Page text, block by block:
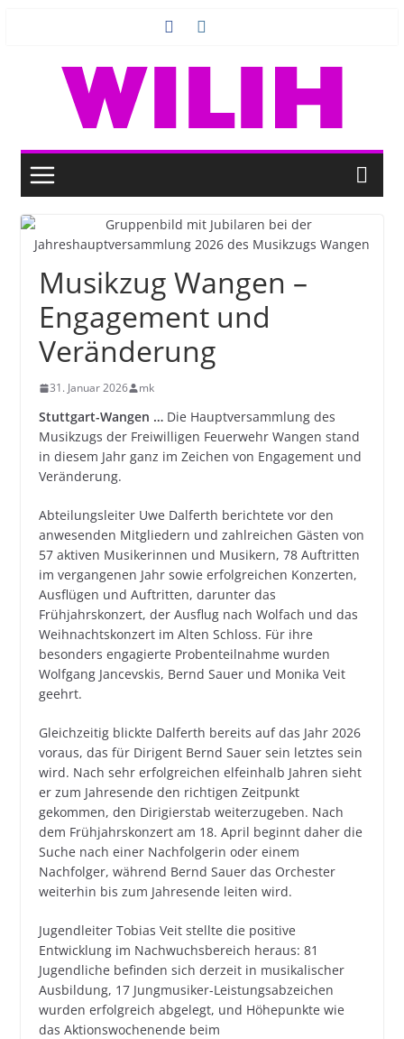
Musikzug Wangen –
Engagement und
Veränderung
31. Januar 2026 mk
Stuttgart-Wangen …Die Hauptversammlung des
Musikzugs der Freiwilligen Feuerwehr Wangen stand
in diesem Jahr ganz im Zeichen von Engagement und
Veränderung.
Abteilungsleiter Uwe Dalferth berichtete vor den
anwesenden Mitgliedern und zahlreichen Gästen von
57 aktiven Musikerinnen und Musikern, 78 Auftritten
im vergangenen Jahr sowie erfolgreichen Konzerten,
Ausflügen und Auftritten, darunter das
Frühjahrskonzert, der Ausflug nach Wolfach und das
Weihnachtskonzert im Alten Schloss. Für ihre
besonders engagierte Probenteilnahme wurden
Wolfgang Jancevskis, Bernd Sauer und Monika Veit
geehrt.
Gleichzeitig blickte Dalferth bereits auf das Jahr 2026
voraus, das für Dirigent Bernd Sauer sein letztes sein
wird. Nach sehr erfolgreichen elfeinhalb Jahren sieht
er zum Jahresende den richtigen Zeitpunkt
gekommen, den Dirigierstab weiterzugeben. Nach
dem Frühjahrskonzert am 18. April beginnt daher die
Suche nach einer Nachfolgerin oder einem
Nachfolger, während Bernd Sauer das Orchester
weiterhin bis zum Jahresende leiten wird.
Jugendleiter Tobias Veit stellte die positive
Entwicklung im Nachwuchsbereich heraus: 81
Jugendliche befinden sich derzeit in musikalischer
Ausbildung, 17 Jungmusiker-Leistungsabzeichen
wurden erfolgreich abgelegt, und Höhepunkte wie
das Aktionswochenende beim